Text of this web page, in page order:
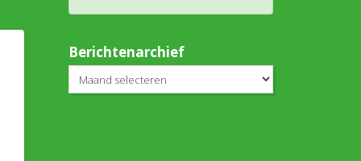
Berichtenarchief
Berichtenarchief